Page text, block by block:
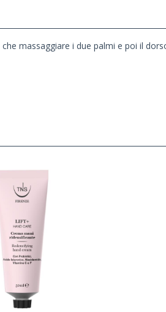
massaggiare i due palmi e poi il